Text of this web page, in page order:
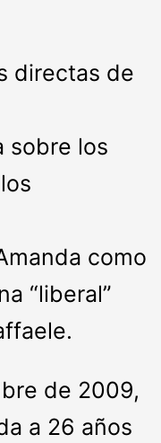
directas de
sobre los
como
“liberal”
de 2009,
a 26 años